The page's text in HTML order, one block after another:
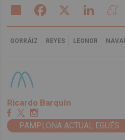
Share Facebook LinkedIn
GORRÁIZ REYES LEONOR
Ricardo Barquín
PAMPLONA ACTUAL EGÜÉS